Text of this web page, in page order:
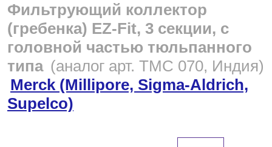
Войти
Сравнение
Казань
Фильтрующий коллектор
(гребенка) EZ-Fit, 3 секции, с
головной частью тюльпанного
типа (аналог арт. TMC 070, Индия)
Merck (Millipore, Sigma-Aldrich,
Supelco)